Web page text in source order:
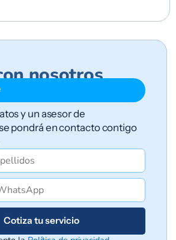
nosotros
y un asesor de
pondrá en contacto contigo
Cotiza tu servicio